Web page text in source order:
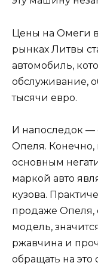
Цены на Омеги
рынках Литвы
автомобиль,
обслуживание,
тысячи евро.
И напоследок
Опеля. Конечно,
основным
маркой авто
кузова.
продаже Опеля,
модель,
ржавчина и
обращать на